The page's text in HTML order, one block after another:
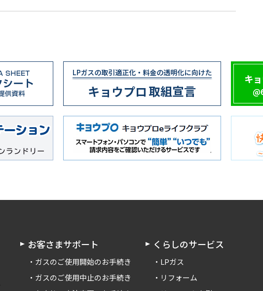
お客さまサポート
ガスのご使用開始のお手続き
ガスのご使用中止のお手続き
くらしのサービス
LPガス
リフォーム